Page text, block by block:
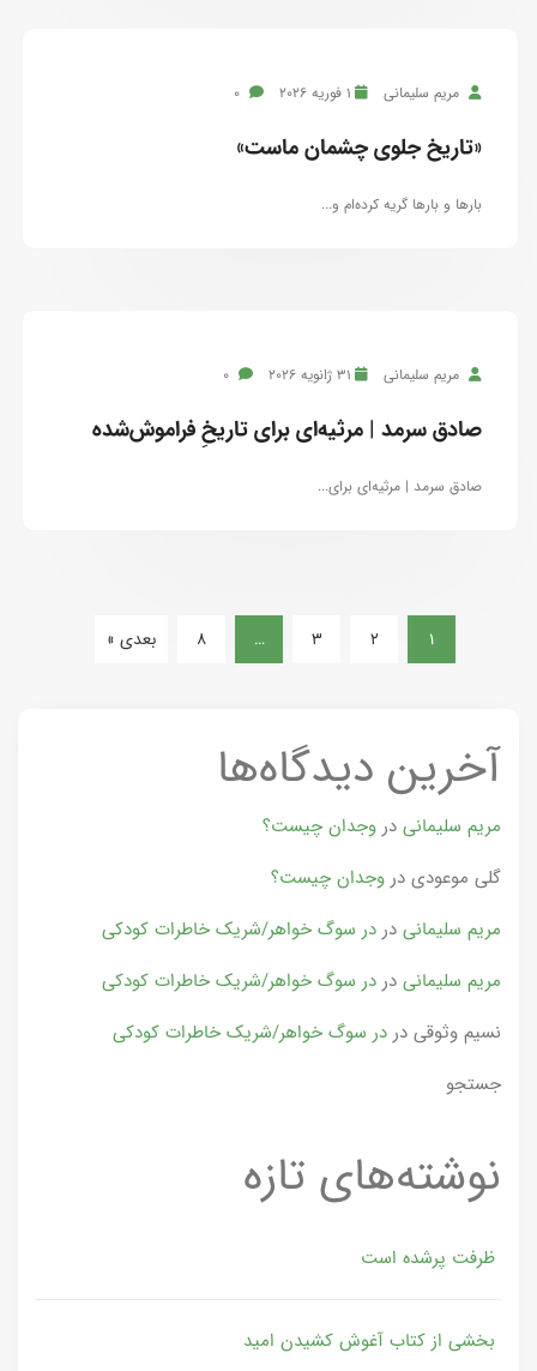
مریم سلیمانی 1 فوریه 2026
«تاریخ جلوی چشمان ماست»
بارها و بارها گریه کرده‌ام و...
مریم سلیمانی 31 ژانویه 2026
صادق سرمد | مرثیه‌ای برای تاریخِ فراموش‌شده
صادق سرمد | مرثیه‌ای برای...
1
2
3
…
8 بعدی »
آخرین دیدگاه‌ها
مریم سلیمانی در وجدان چیست؟
گلی موعودی در وجدان چیست؟
مریم سلیمانی در در سوگ خواهر/شریک خاطرات کودکی
مریم سلیمانی در در سوگ خواهر/شریک خاطرات کودکی
نسیم وثوقی در در سوگ خواهر/شریک خاطرات کودکی
جستجو
نوشته‌های تازه
ظرفت پرشده‌ است
بخشی از کتاب آغوش کشیدن امید